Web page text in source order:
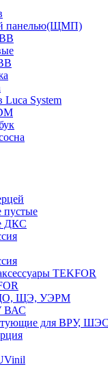
панелью(ЩМП)
Luca System
пустые
ДКС
TEKFOR
ЩЭ, УЭРМ
ВАС
для ВРУ,